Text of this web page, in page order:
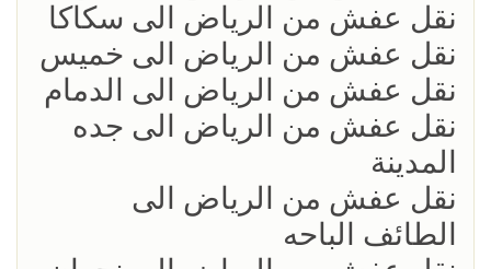
نقل عفش من الرياض الى سكاكا
نقل عفش من الرياض الى خميس
نقل عفش من الرياض الى الدمام
نقل عفش من الرياض الى جده
المدينة
نقل عفش من الرياض الى
الطائف الباحه